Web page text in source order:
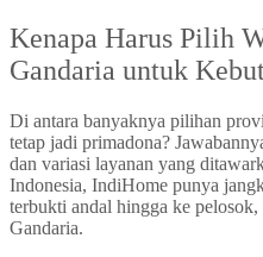
Kenapa Harus Pilih
Gandaria untuk
Di antara banyaknya pilihan
tetap jadi primadona?
dan variasi layanan yang
Indonesia, IndiHome punya
terbukti andal hingga ke pelosok,
Gandaria.